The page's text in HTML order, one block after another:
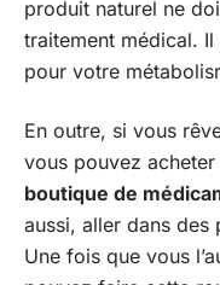
produit naturel ne
traitement médical. Il
pour votre
En outre, si vous
vous pouvez
boutique de
aussi, aller dans des
Une fois que vous